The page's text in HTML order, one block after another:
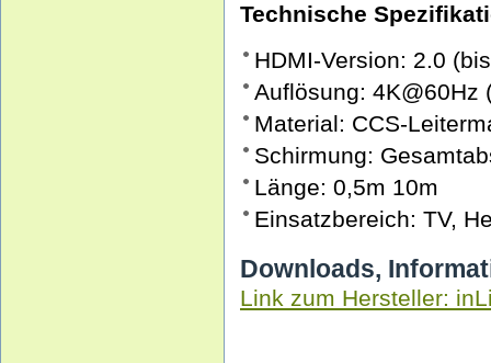
Technische
HDMI-Version: 2.0
Auflösung: 4K@60Hz
Material: CCS-
Schirmung:
Länge: 0,5m 10m
Einsatzbereich: TV,
Downloads,
Link zum Hersteller: